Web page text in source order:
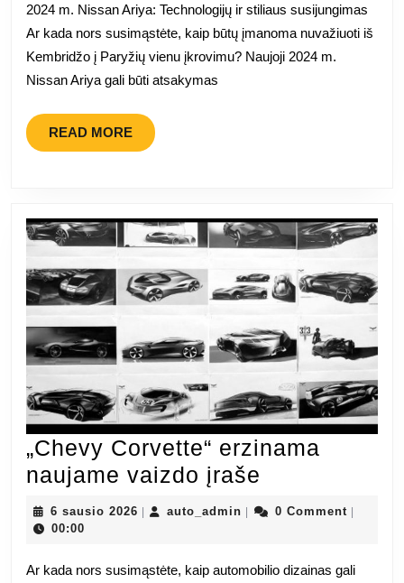
kelionė
automobiliu:
atostogos
2024 m. Nissan Ariya: Technologijų ir stiliaus susijungimas
Ar kada nors susimąstėte, kaip būtų įmanoma nuvažiuoti iš
Kembridžo į Paryžių vienu įkrovimu? Naujoji 2024 m.
Nissan Ariya gali būti atsakymas
READ MOREREAD
MORE
„Chevy Corvette“ erzinama
naujame vaizdo įraše
Corvette“
6 sausio 2026 6| auto_admin auto_admin
| 0 Comment |
00:00
Ar kada nors susimąstėte, kaip automobilio dizainas gali